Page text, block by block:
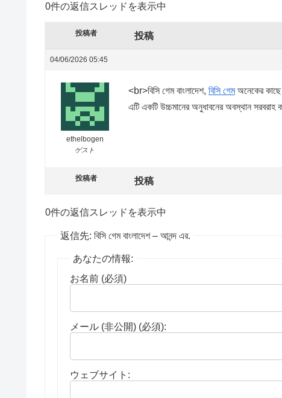
0件の返信スレッドを表示中
投稿者 投稿
04/06/2026 05:45
ethelbogen
ゲスト
<br>বিসি গেম বাংলাদেশ, বিসি গেমঅনেকের কাছে
এটি একটি উচ্চমানের অনুধাবনের অবস্থান
投稿者 投稿
0件の返信スレッドを表示中
返信先: বিসি গেম বাংলাদেশ – আনন্দ এর.
あなたの情報:
お名前 (必須)
メール (非公開) (必須):
ウェブサイト: